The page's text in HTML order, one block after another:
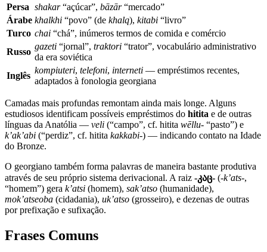
Persa shakar“açúcar”, bāzār“mercado”
Árabe khalkhi “povo” (de khalq), kitabi “livro”
Turco chai “chá”, inúmeros termos de comida e comércio
Russo
gazeti “jornal”, traktori “trator”, vocabulário administrativo
da era soviética
Inglês
kompiuteri, telefoni, interneti — empréstimos recentes,
adaptados à fonologia georgiana
Camadas mais profundas remontam ainda mais longe. Alguns
estudiosos identificam possíveis empréstimos do hitita e de outras
línguas da Anatólia — veli (“campo”, cf. hitita wēllu- “pasto”) e
k’ak’abi (“perdiz”, cf. hitita kakkabi-) — indicando contato na Idade
do Bronze.
O georgiano também forma palavras de maneira bastante produtiva
através de seu próprio sistema derivacional. A raiz -კაც- (-k’ats-,
“homem”) gera k’atsi (homem), sak’atso (humanidade),
mok’atseoba (cidadania), uk’atso (grosseiro), e dezenas de outras
por prefixação e sufixação.
Frases Comuns